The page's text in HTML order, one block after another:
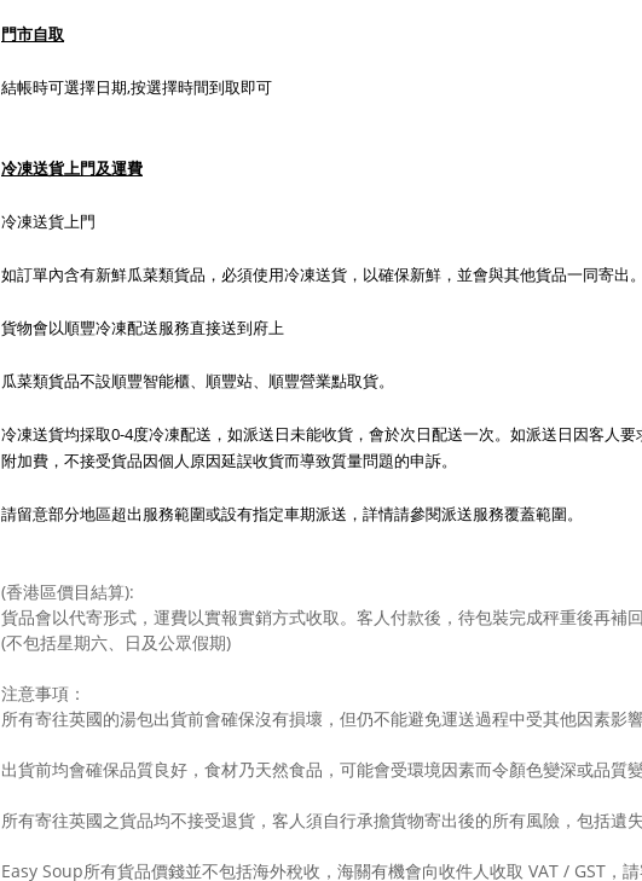
門市自取
結帳時可選擇日期,按選擇時間到取即可
冷凍送貨上門及運費
冷凍送貨上門
如訂單內含有新鮮瓜菜類貨品，必須使用冷凍送貨，以確保新鮮，並會與其他貨品一同寄出。
貨物會以順豐冷凍配送服務直接送到府上
瓜菜類貨品不設順豐智能櫃、順豐站、順豐營業點取貨。
冷凍送貨均採取0-4度冷凍配送，如派送日未能收貨，會於次日配送一次。如派送日因客人
附加費，不接受貨品因個人原因延誤收貨而導致質量問題的申訴。
請留意部分地區超出服務範圍或設有指定車期派送，詳情請參閱派送服務覆蓋範圍。
(香港區價目結算):
貨品會以代寄形式，運費以實報實銷方式收取。客人付款後，待包裝完成秤重後再補
(不包括星期六、日及公眾假期)
注意事項：
所有寄往英國的湯包出貨前會確保沒有損壞，但仍不能避免運送過程中受其他因素影
出貨前均會確保品質良好，食材乃天然食品，可能會受環境因素而令顏色變深或品質
所有寄往英國之貨品均不接受退貨，客人須自行承擔貨物寄出後的所有風險，包括遺
Easy Soup所有貨品價錢並不包括海外稅收，海關有機會向收件人收取 VAT / GST，請